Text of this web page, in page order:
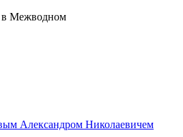
в Межводном
Александром Николаевичем